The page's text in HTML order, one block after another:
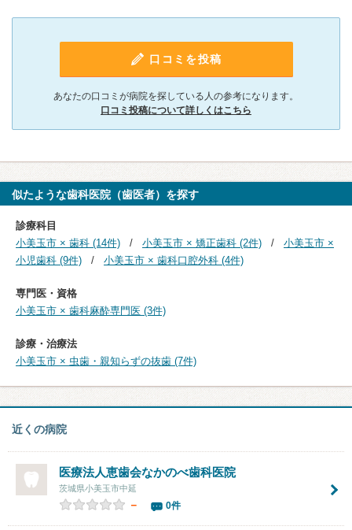
口コミを投稿
あなたの口コミが病院を探している人の参考になります。
口コミ投稿について詳しくはこちら
似たような歯科医院（歯医者）を探す
診療科目
小美玉市 × 歯科 (14件)
小美玉市 × 矯正歯科 (2件)
小美玉市 ×
小児歯科 (9件)
小美玉市 × 歯科口腔外科 (4件)
専門医・資格
小美玉市 × 歯科麻酔専門医 (3件)
診療・治療法
小美玉市 × 虫歯・親知らずの抜歯 (7件)
近くの病院
医療法人恵歯会なかのべ歯科医院
茨城県小美玉市中延
－ 0件